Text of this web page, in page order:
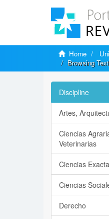
Home
Browsing
Discipline
Artes,
Ciencias
Veterinarias
Ciencias
Ciencias
Derecho